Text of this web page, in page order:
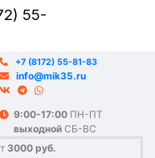
55-
3000 руб.
+7 (8172) 55-81-83
info@mik35.ru
9:00-17:00 ПН-ПТ
выходной СБ-ВС